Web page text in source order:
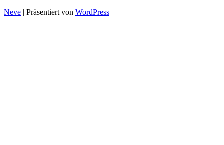
Neve | Präsentiert von WordPress